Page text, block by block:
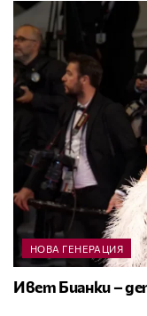
НОВА ГЕНЕРАЦИЯ
Ивет Бианки –